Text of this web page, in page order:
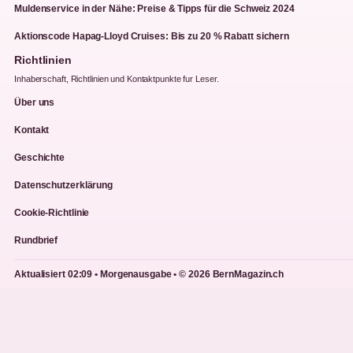
Muldenservice in der Nähe: Preise & Tipps für die Schweiz 2024
Aktionscode Hapag-Lloyd Cruises: Bis zu 20 % Rabatt sichern
Richtlinien
Inhaberschaft, Richtlinien und Kontaktpunkte fur Leser.
Über uns
Kontakt
Geschichte
Datenschutzerklärung
Cookie-Richtlinie
Rundbrief
Aktualisiert 02:09 • Morgenausgabe • © 2026 BernMagazin.ch